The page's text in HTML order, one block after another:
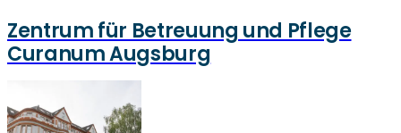
Zentrum für Betreuung und Pflege
Curanum Augsburg